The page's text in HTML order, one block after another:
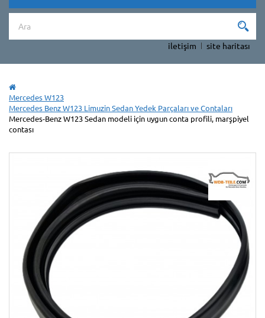
iletişim site haritası
Mercedes W123
Mercedes Benz W123 Limuzin Sedan Yedek Parçaları ve Contaları
Mercedes-Benz W123 Sedan modeli için uygun conta profili, marşpiyel
contası